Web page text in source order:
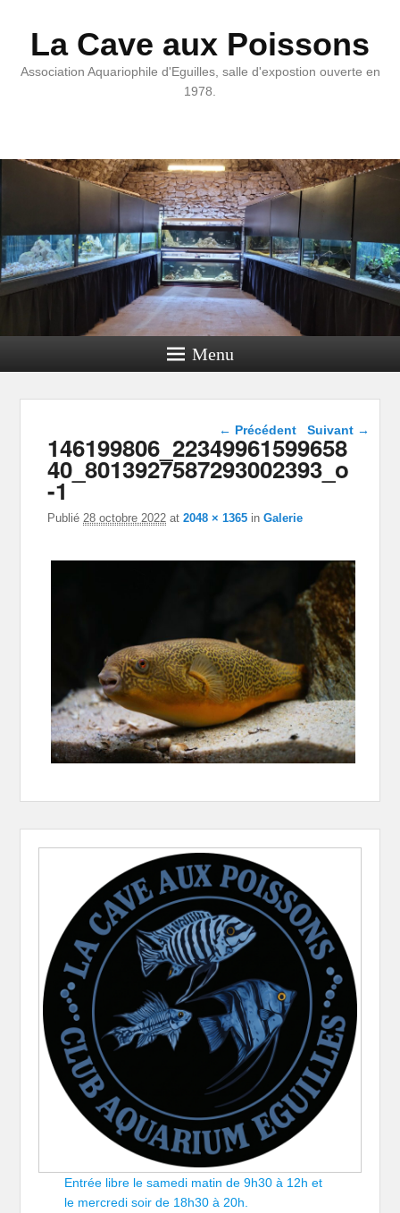
La Cave aux Poissons
Association Aquariophile d'Eguilles, salle d'expostion ouverte en
1978.
Menu
Navigation dans les
images
← Précédent Suivant →
146199806_22349961599658
40_8013927587293002393_o
-1
Publié 28 octobre 2022 at2048 × 1365 inGalerie
Entrée libre le samedi matin de 9h30 à 12h et
le mercredi soir de 18h30 à 20h.